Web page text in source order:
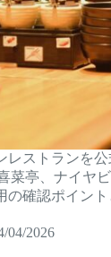
レストランを
菜亭、ナイヤ
の確認ポイン
04/2026